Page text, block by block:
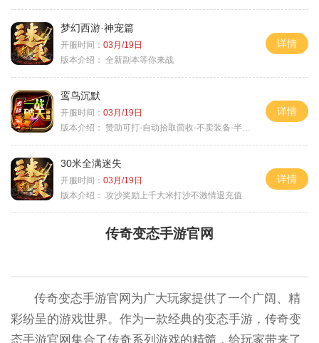
梦幻西游·神宠篇
开服时间： 03月/19日
版本介绍： 全新副本等你来战
详情
鸾鸟沉默
开服时间： 03月/19日
版本介绍： 赞助可打-自动拾取茴收-不卖装备-半公益服
详情
30米全满迷失
开服时间： 03月/19日
版本介绍： 攻沙奖励上千大米打沙不激情退充值
详情
传奇变态手游官网
传奇变态手游官网为广大玩家提供了一个广阔、精
彩纷呈的游戏世界。作为一款经典的变态手游，传奇变
态手游官网集合了传奇系列游戏的精髓，给玩家带来了